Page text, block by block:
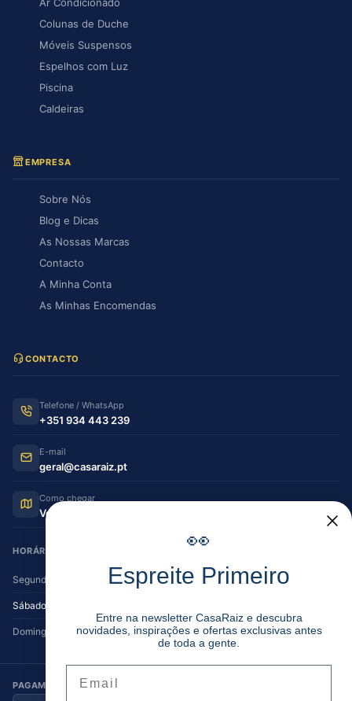
Colunas de Duche
Móveis Suspensos
Espelhos com Luz
Piscina
Caldeiras
EMPRESA
Sobre Nós
Blog e Dicas
As Nossas Marcas
Contacto
A Minha Conta
As Minhas Encomendas
CONTACTO
Telefone / WhatsApp
+351 934 443 239
E-mail
geral@casaraiz.pt
Como chegar
Ver no Google Maps
HORÁRIO DE FUNCIONAMENTO
Segunda — Sexta 08:30–12:30 | 14:00–19:30
Sábado
Domingo Encerrado
PAGAMENTO SEGURO
👀
Espreite Primeiro
Entre na newsletter CasaRaiz e descubra
novidades, inspirações e ofertas exclusivas antes
de toda a gente.